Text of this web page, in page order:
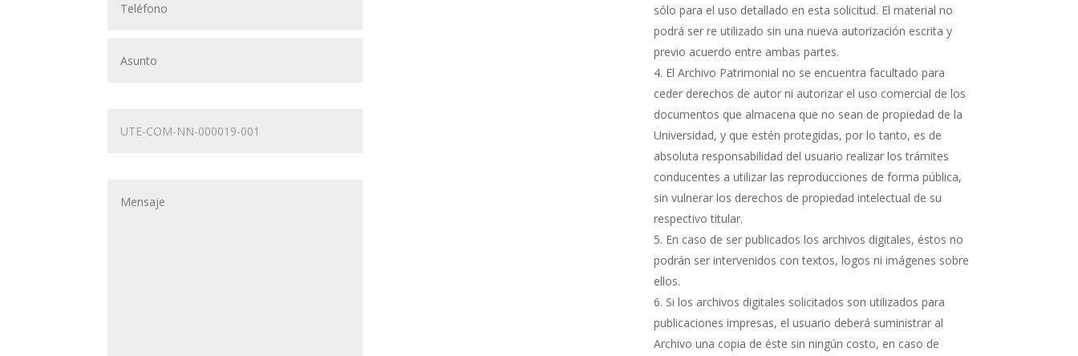
sólo para el uso detallado en esta solicitud. El material no
podrá ser re utilizado sin una nueva autorización escrita y
previo acuerdo entre ambas partes.
El Archivo Patrimonial no se encuentra facultado para
ceder derechos de autor ni autorizar el uso comercial de los
documentos que almacena que no sean de propiedad de la
Universidad, y que estén protegidas, por lo tanto, es de
absoluta responsabilidad del usuario realizar los trámites
conducentes a utilizar las reproducciones de forma pública,
sin vulnerar los derechos de propiedad intelectual de su
respectivo titular.
En caso de ser publicados los archivos digitales, éstos no
podrán ser intervenidos con textos, logos ni imágenes sobre
ellos.
Si los archivos digitales solicitados son utilizados para
publicaciones impresas, el usuario deberá suministrar al
Archivo una copia de éste sin ningún costo, en caso de